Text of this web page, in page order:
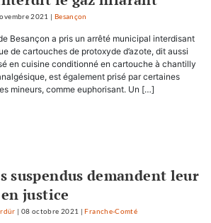
2021 Besançon
Besançon a pris un arrêté municipal interdisant
de cartouches de protoxyde d’azote, dit aussi
en cuisine conditionné en cartouche à chantilly
est également prisé par certaines
mineurs, comme euphorisant. Un […]
suspendus demandent leur
justice
08 octobre 2021 Franche-Comté